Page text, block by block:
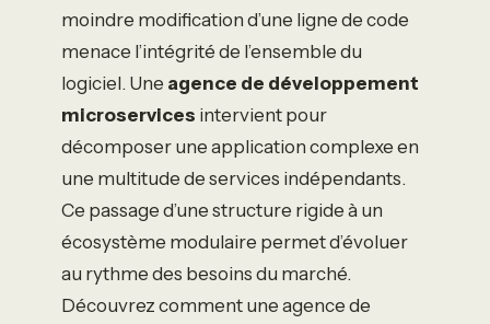
moindre modification d’une ligne de code
menace l’intégrité de l’ensemble du
logiciel. Une agence de développement
microservices intervient pour
décomposer une application complexe en
une multitude de services indépendants.
Ce passage d’une structure rigide à un
écosystème modulaire permet d’évoluer
au rythme des besoins du marché.
Découvrez comment une agence de